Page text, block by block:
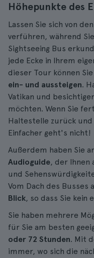
Höhepunkte des
Lassen Sie sich von
verführen, während
Sightseeing Bus
jede Ecke in Ihrem
dieser Tour können
ein- und aussteigen.
Vatikan und
möchten. Wenn Sie
Haltestelle zurück
Einfacher geht's nicht!
Außerdem haben Sie
Audioguide, der Ihnen
und
Vom Dach des Busses
Blick, so dass Sie kein
Sie haben mehrere
für Sie am besten
oder 72 Stunden. Mit
immer, wo sich die